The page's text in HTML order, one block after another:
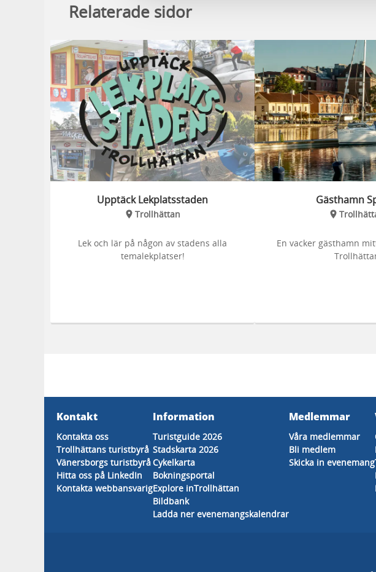
Relaterade sidor
Upptäck Lekplatsstaden
Trollhättan
Lek och lär på någon av stadens alla
temalekplatser!
Gästhamn
En vacker gästhamn
Kontakt
Kontakta oss
Trollhättans turistbyrå
Vänersborgs turistbyrå
Hitta oss på LinkedIn
Kontakta webbansvarig
Information
Turistguide 2026
Stadskarta 2026
Cykelkarta
Bokningsportal
Explore inTrollhättan
Bildbank
Ladda ner evenemangskalendrar
Medlemmar
Våra medlemmar
Bli medlem
Skicka in evenemang